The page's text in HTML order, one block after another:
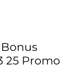
25 Promo